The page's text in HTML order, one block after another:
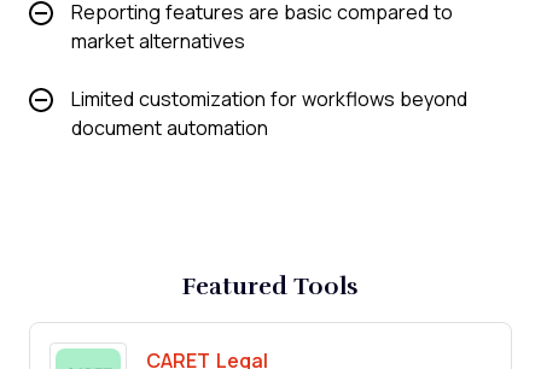
Reporting features are basic compared to
market alternatives
Limited customization for workflows beyond
document automation
Featured Tools
CARET Legal